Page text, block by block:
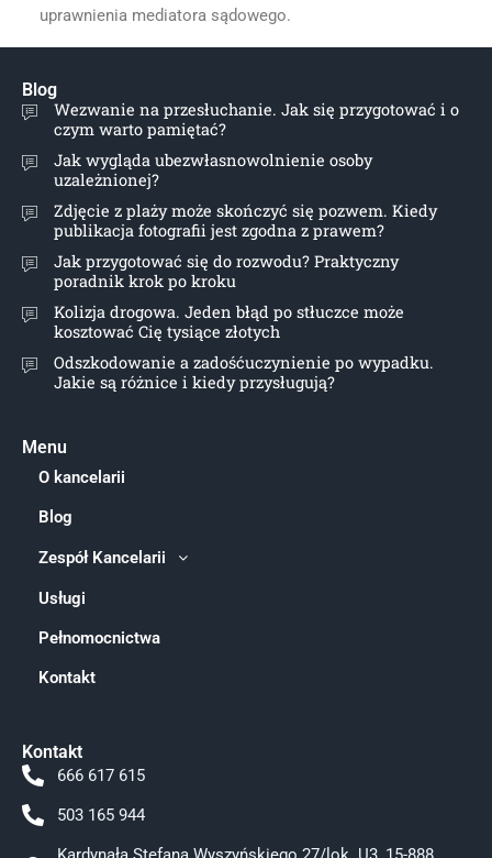
uprawnienia mediatora sądowego.
Blog
Wezwanie na przesłuchanie. Jak się przygotować i o
czym warto pamiętać?
Jak wygląda ubezwłasnowolnienie osoby
uzależnionej?
Zdjęcie z plaży może skończyć się pozwem. Kiedy
publikacja fotografii jest zgodna z prawem?
Jak przygotować się do rozwodu? Praktyczny
poradnik krok po kroku
Kolizja drogowa. Jeden błąd po stłuczce może
kosztować Cię tysiące złotych
Odszkodowanie a zadośćuczynienie po wypadku.
Jakie są różnice i kiedy przysługują?
Menu
O kancelarii
Blog
Zespół Kancelarii
Usługi
Pełnomocnictwa
Kontakt
Kontakt
666 617 615
503 165 944